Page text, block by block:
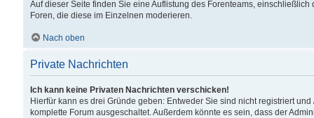
Auf dieser Seite finden Sie eine Auflistung des Forenteams,
Foren, die diese im Einzelnen moderieren.
Nach oben
Private Nachrichten
Ich kann keine Privaten Nachrichten verschicken!
Hierfür kann es drei Gründe geben: Entweder Sie sind nicht registriert
komplette Forum ausgeschaltet. Außerdem könnte es sein, dass der